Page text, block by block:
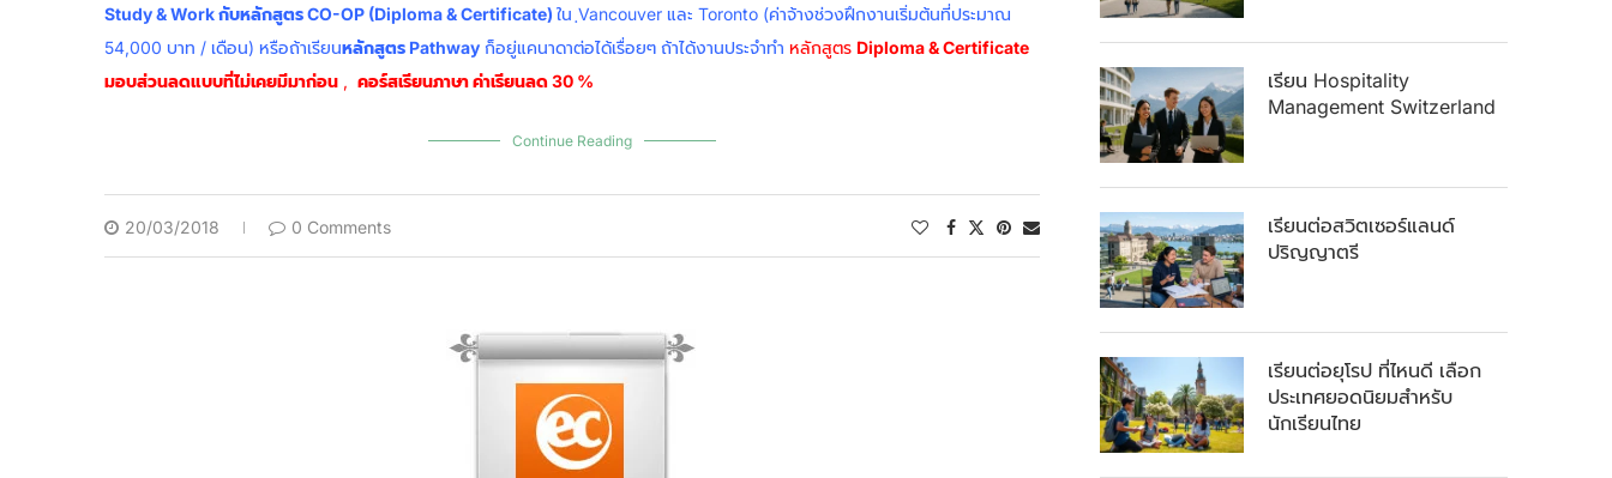
Study & Work กับหลักสูตร CO-OP (Diploma & Certificate) ใน ฺVancouver และ Toronto (ค่าจ้างช่วงฝึกงานเริ่มต้นที่ประมาณ
54,000 บาท / เดือน) หรือถ้าเรียนหลักสูตร Pathway ก็อยู่แคนาดาต่อได้เรื่อยๆ ถ้าได้งานประจำทำ หลักสูตร Diploma & Certificate
มอบส่วนลดแบบที่ไม่เคยมีมาก่อน , คอร์สเรียนภาษา ค่าเรียนลด 30 %
Continue Reading
20/03/2018 0 Comments
เรียน Hospitality
Management Switzerland
เรียนต่อสวิตเซอร์แลนด์
ปริญญาตรี
เรียนต่อยุโรป ที่ไหนดี เลือก
ประเทศยอดนิยมสำหรับ
นักเรียนไทย